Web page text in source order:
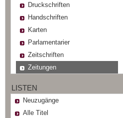
Druckschriften
Handschriften
Karten
Parlamentarier
Zeitschriften
Zeitungen
LISTEN
Neuzugänge
Alle Titel